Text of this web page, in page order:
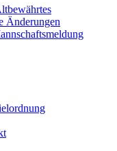
Änderungen